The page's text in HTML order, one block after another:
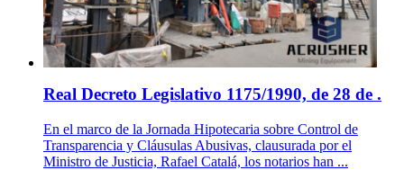
Real Decreto Legislativo 1175/1990, de 28 de .
En el marco de la Jornada Hipotecaria sobre Control de
Transparencia y Cláusulas Abusivas, clausurada por el
Ministro de Justicia, Rafael Catalá, los notarios han ...